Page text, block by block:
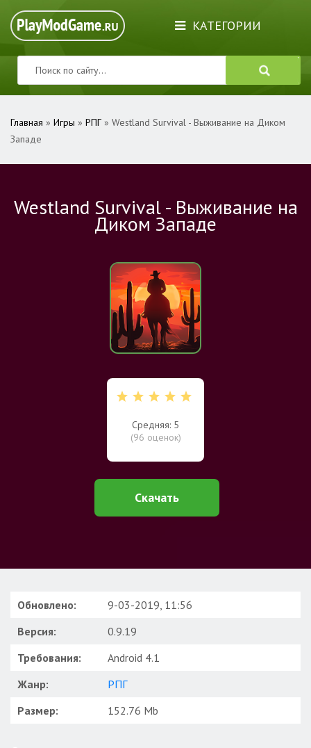
КАТЕГОРИИ
Главная » Игры » РПГ » Westland Survival - Выживание на Диком
Западе
Westland Survival - Выживание на
Диком Западе
Средняя: 5
(96 оценок)
Скачать
Обновлено:
9-03-2019, 11:56
Версия:
0.9.19
Требования:
Android 4.1
Жанр:
РПГ
Размер:
152.76 Mb